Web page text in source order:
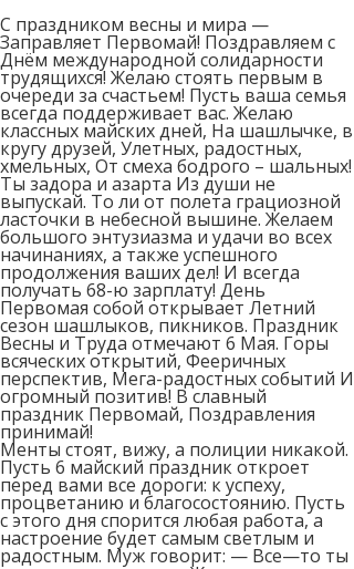
С праздником весны и мира —
Заправляет Первомай! Поздравляем с
Днём международной солидарности
трудящихся! Желаю стоять первым в
очереди за счастьем! Пусть ваша семья
всегда поддерживает вас. Желаю
классных майских дней, На шашлычке, в
кругу друзей, Улетных, радостных,
хмельных, От смеха бодрого – шальных!
Ты задора и азарта Из души не
выпускай. То ли от полета грациозной
ласточки в небесной вышине. Желаем
большого энтузиазма и удачи во всех
начинаниях, а также успешного
продолжения ваших дел! И всегда
получать 68-ю зарплату! День
Первомая собой открывает Летний
сезон шашлыков, пикников. Праздник
Весны и Труда отмечают 6 Мая. Горы
всяческих открытий, Фееричных
перспектив, Мега-радостных событий И
огромный позитив! В славный
праздник Первомай, Поздравления
принимай!
Менты стоят, вижу, а полиции никакой.
Пусть 6 майский праздник откроет
перед вами все дороги: к успеху,
процветанию и благосостоянию. Пусть
с этого дня спорится любая работа, а
настроение будет самым светлым и
радостным. Муж говорит: — Все—то ты